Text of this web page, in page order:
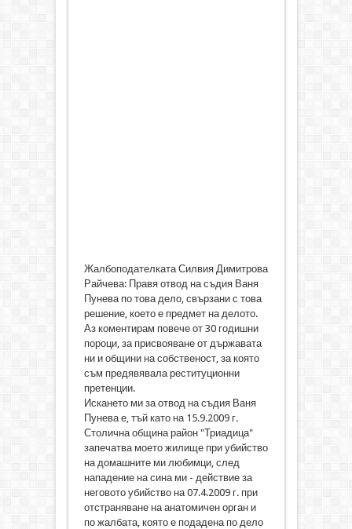
Жалбоподателката Силвия Димитрова
Райчева: Правя отвод на съдия Ваня
Пунева по това дело, свързани с това
решение, което е предмет на делото.
Аз коментирам повече от 30 годишни
пороци, за присвояване от държавата
ни и общини на собственост, за която
съм предявявала реституционни
претенции.
Искането ми за отвод на съдия Ваня
Пунева е, тъй като на 15.9.2009 г.
Столична община район "Триадица"
запечатва моето жилище при убийство
на домашните ми любимци, след
нападение на сина ми - действие за
неговото убийство на 07.4.2009 г. при
отстраняване на анатомичен орган и
по жалбата, която е подадена по дело